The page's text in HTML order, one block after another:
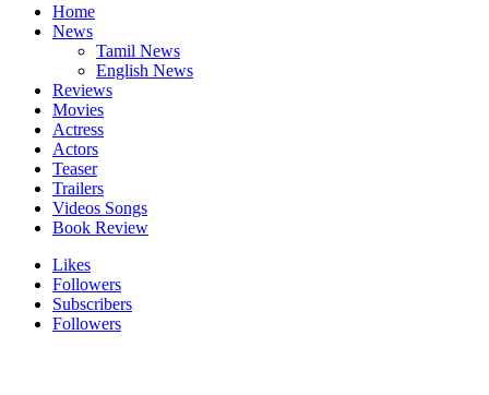
Home
News
Tamil News
English News
Reviews
Movies
Actress
Actors
Teaser
Trailers
Videos Songs
Book Review
Likes
Followers
Subscribers
Followers